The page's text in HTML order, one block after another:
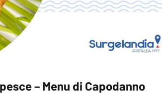
– Menu di Capodanno